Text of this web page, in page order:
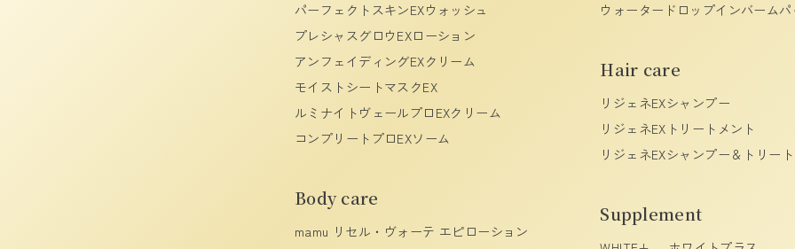
パーフェクトスキンEXウォッシュ
プレシャスグロウEXローション
アンフェイディングEXクリーム
モイストシートマスクEX
ルミナイトヴェールプロEXクリーム
コンプリートプロEXソーム
Body care
mamu リセル・ヴォーテ エピローション
ウォータードロップインバームパ
Hair care
リジェネEXシャンプー
リジェネEXトリートメント
リジェネEXシャンプー＆トリー
Supplement